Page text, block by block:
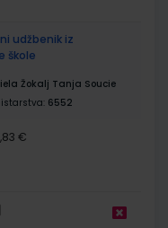
udžbenik iz
škole
Žokalj Tanja Soucie
6552
€